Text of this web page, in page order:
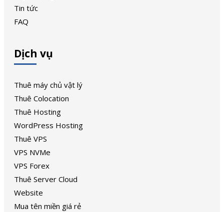
Tin tức
FAQ
Dịch vụ
Thuê máy chủ vật lý
Thuê Colocation
Thuê Hosting
WordPress Hosting
Thuê VPS
VPS NVMe
VPS Forex
Thuê Server Cloud
Website
Mua tên miền giá rẻ